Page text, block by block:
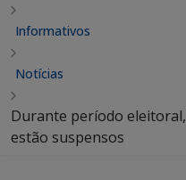
Informativos
Notícias
Durante período
estão suspensos